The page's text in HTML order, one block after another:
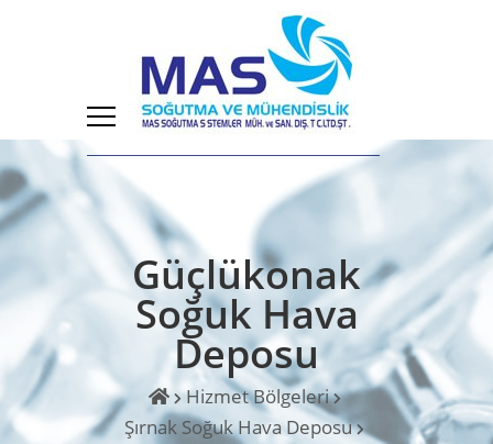
Güçlükonak
Soğuk Hava
Deposu
Hizmet Bölgeleri
Şırnak Soğuk Hava Deposu